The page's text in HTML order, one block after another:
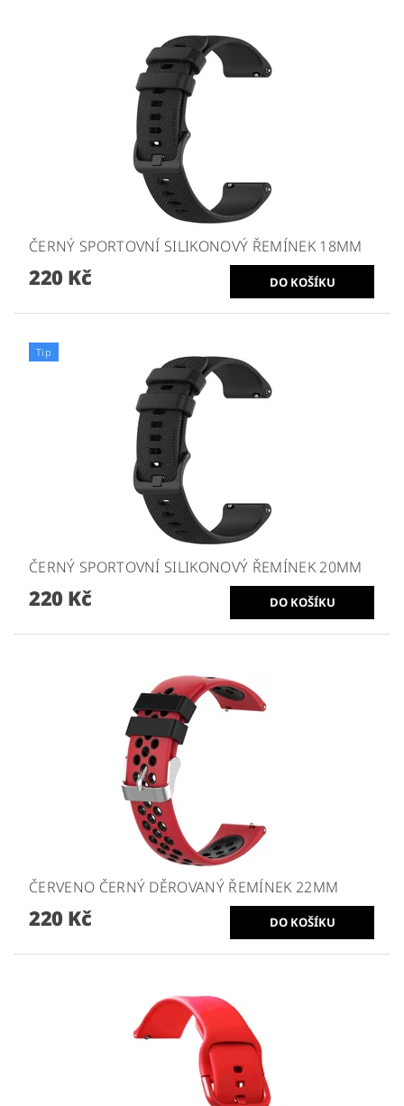
ČERNÝ SPORTOVNÍ SILIKONOVÝ ŘEMÍNEK 18MM
220 Kč
Tip
ČERNÝ SPORTOVNÍ SILIKONOVÝ ŘEMÍNEK 20MM
220 Kč
ČERVENO ČERNÝ DĚROVANÝ ŘEMÍNEK 22MM
220 Kč